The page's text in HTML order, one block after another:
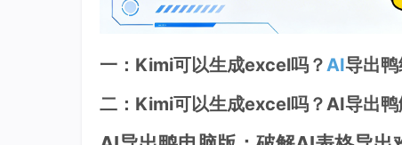
一：Kimi可以生成excel吗？ AI导出
二：Kimi可以生成excel吗？AI导出